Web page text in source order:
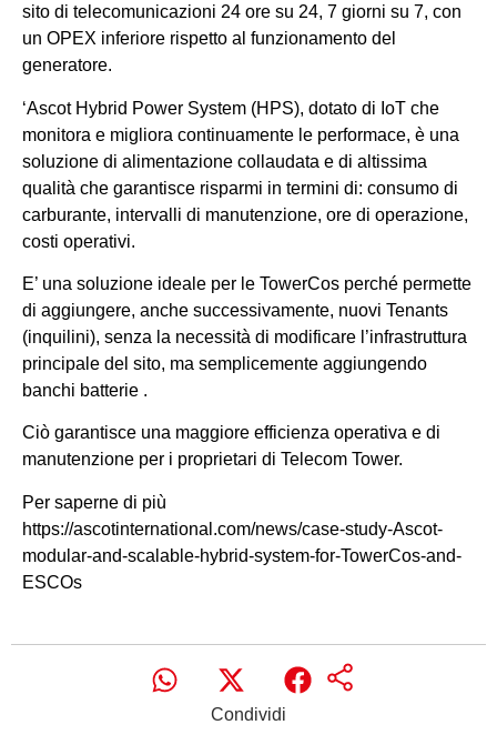
sito di telecomunicazioni 24 ore su 24, 7 giorni su 7, con
un OPEX inferiore rispetto al funzionamento del
generatore.
‘Ascot Hybrid Power System (HPS), dotato di IoT che
monitora e migliora continuamente le performace, è una
soluzione di alimentazione collaudata e di altissima
qualità che garantisce risparmi in termini di: consumo di
carburante, intervalli di manutenzione, ore di operazione,
costi operativi.
E’ una soluzione ideale per le TowerCos perché permette
di aggiungere, anche successivamente, nuovi Tenants
(inquilini), senza la necessità di modificare l’infrastruttura
principale del sito, ma semplicemente aggiungendo
banchi batterie .
Ciò garantisce una maggiore efficienza operativa e di
manutenzione per i proprietari di Telecom Tower.
Per saperne di più
https://ascotinternational.com/news/case-study-Ascot-
modular-and-scalable-hybrid-system-for-TowerCos-and-
ESCOs
Condividi